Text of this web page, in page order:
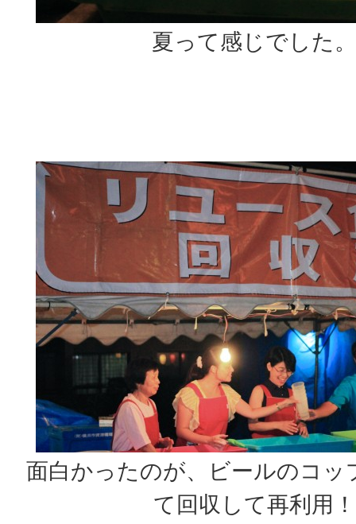
夏って感じでした。
面白かったのが、ビールのコッ
て回収して再利用！